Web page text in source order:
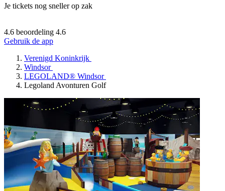
Je tickets nog sneller op zak
4.6 beoordeling 4.6
Gebruik de app
Verenigd Koninkrijk
Windsor
LEGOLAND® Windsor
Legoland Avonturen Golf